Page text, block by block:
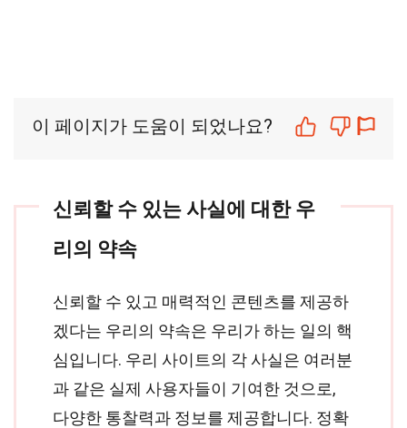
이 페이지가 도움이 되었나요?
신뢰할 수 있는 사실에 대한 우
리의 약속
신뢰할 수 있고 매력적인 콘텐츠를 제공하
겠다는 우리의 약속은 우리가 하는 일의 핵
심입니다. 우리 사이트의 각 사실은 여러분
과 같은 실제 사용자들이 기여한 것으로,
다양한 통찰력과 정보를 제공합니다. 정확